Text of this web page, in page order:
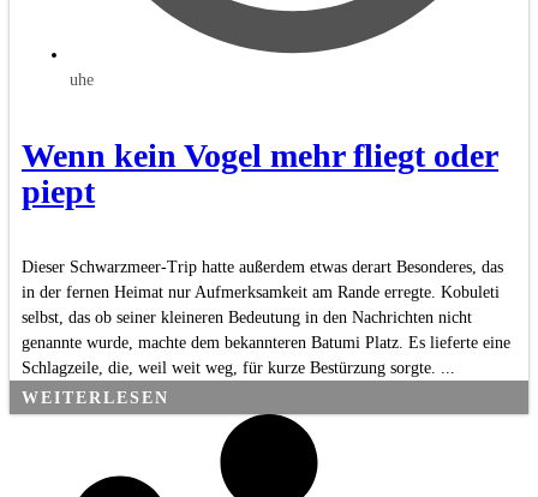
uhe
Wenn kein Vogel mehr fliegt oder
piept
Dieser Schwarzmeer-Trip hatte außerdem etwas derart Besonderes, das
in der fernen Heimat nur Aufmerksamkeit am Rande erregte. Kobuleti
selbst, das ob seiner kleineren Bedeutung in den Nachrichten nicht
genannte wurde, machte dem bekannteren Batumi Platz. Es lieferte eine
Schlagzeile, die, weil weit weg, für kurze Bestürzung sorgte. ...
WEITERLESEN